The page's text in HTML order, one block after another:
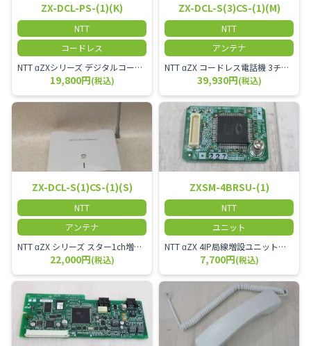
ZX-DCL-PS-(1)(K)
NTT
コードレス
NTT αZXシリーズ デジタルコードレス電話機（黒） 倉庫や工場など、オフィスから離れて仕事をする方に適しています。 コードレス単体では使用できないので、別途、専用の主装置及びアンテナが必要です。
19,800円(税込)
ZX-DCL-S(3)CS-(1)(M)
NTT
アンテナ
NTT αZX コードレス電話機 3チャンネル用 接続装置 マスター デジタルコードレス（ZX-DCL-PS等）の専用管理用アンテナです。
39,930円(税込)
ZX-DCL-S(1)CS-(1)(S)
NTT
アンテナ
NTT αZX シリーズ スター1ch増設接続装置 コードレス接続用アンテナ ZX-DCL-S1CS-1M ZX-DCL-PS等と組み合わせて使用します。 ZX-DCL-PSを複数台接続できますが同時に通話できるのは１台のみです。
22,000円(税込)
ZXSM-4BRSU-(1)
NTT
ユニット
NTT αZX 4IP局線増設ユニット ひかり電話オフィスタイプで4ch以上にしたい場合必要となるユニットです。
7,700円(税込)